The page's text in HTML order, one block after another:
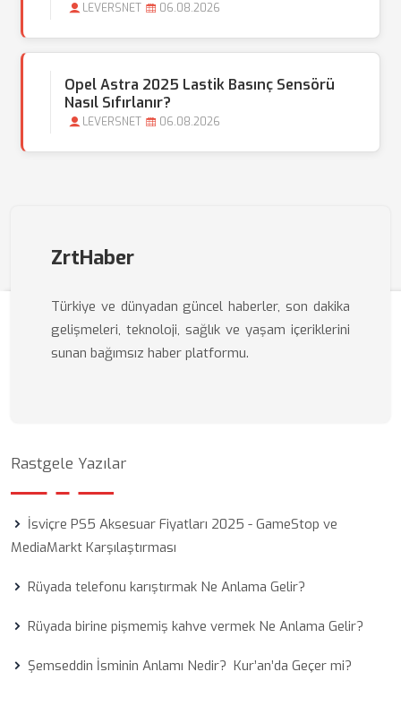
LEVERSNET 06.08.2026
Opel Astra 2025 Lastik Basınç Sensörü
Nasıl Sıfırlanır?
LEVERSNET 06.08.2026
ZrtHaber
Türkiye ve dünyadan güncel haberler, son dakika
gelişmeleri, teknoloji, sağlık ve yaşam içeriklerini
sunan bağımsız haber platformu.
Rastgele Yazılar
İsviçre PS5 Aksesuar Fiyatları 2025 - GameStop ve
MediaMarkt Karşılaştırması
Rüyada telefonu karıştırmak Ne Anlama Gelir?
Rüyada birine pişmemiş kahve vermek Ne Anlama Gelir?
Şemseddin İsminin Anlamı Nedir? Kur’an’da Geçer mi?